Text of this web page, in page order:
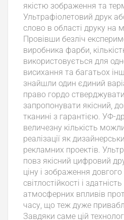
якістю зображення та
Ультрафіолетовий друк
слово в області друку на
Провівши безліч
виробника фарби,
використовується для
висихання та багатьох
знайшли один єдиний
право гордо
запропонувати якісний,
тканині з гарантією. УФ-
величезну кількість
реалізації як
рекламних проектів.
повз якісний цифровий
ціну і зображення довгого
світлостійкості і
атмосферних впливів
часу, що теж дуже
Завдяки саме цій